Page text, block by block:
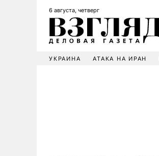
6 августа, четверг
УКРАИНА АТАКА НА ИРАН